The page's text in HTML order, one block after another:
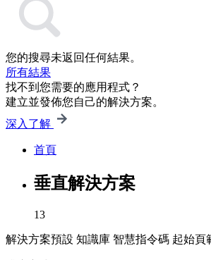
您的搜尋未返回任何結果。
所有結果
找不到您需要的應用程式？
建立並發佈您自己的解決方案。
深入了解
首頁
垂直解決方案
13
解決方案預設 知識庫 智慧指令碼 起始頁